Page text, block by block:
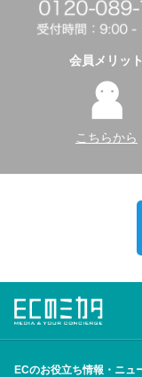
会員メリット
こちらから
ECのお役立ち情報・ニュ